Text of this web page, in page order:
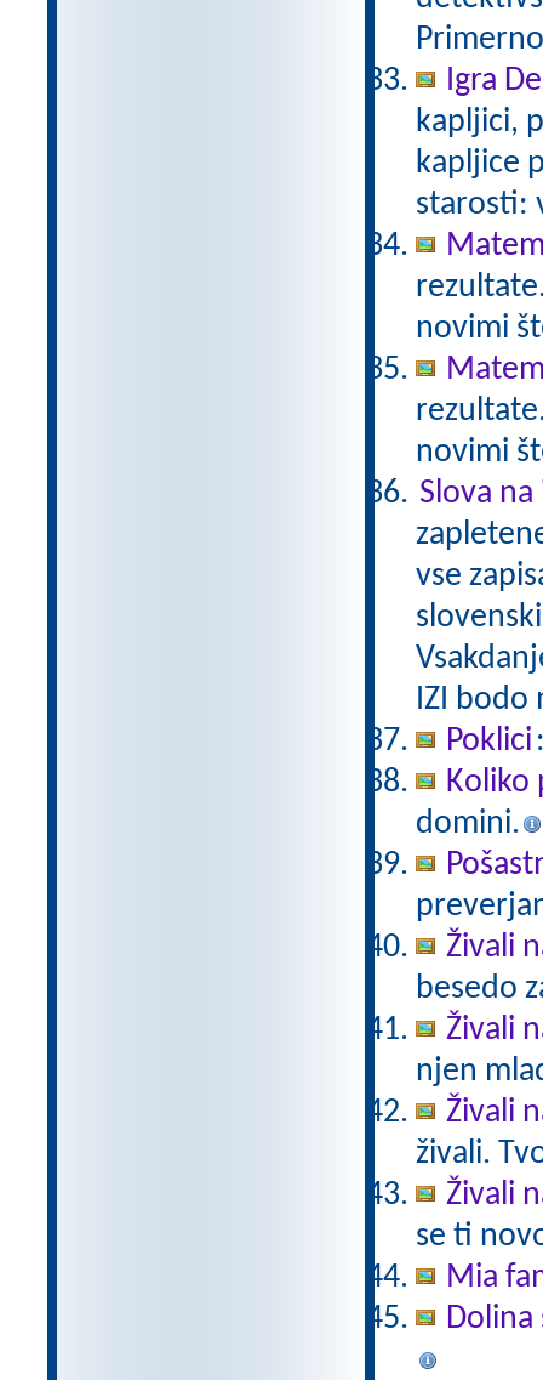
Igra
kapljici,
kapljice
starosti:
novimi
novimi
Slova na
vse
IZI bodo
Poklici
Koliko
domini.
Živali
besedo
Živali
njen
Živali
živali.
Živali
se ti
Mia